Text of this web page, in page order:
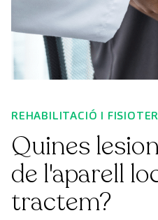
REHABILITACIÓ I
Quines
de l'aparell
tractem?